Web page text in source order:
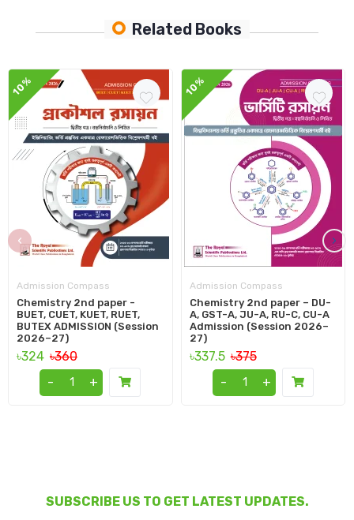
Related Books
10%
Admission Compass
Chemistry 2nd paper -
BUET, CUET, KUET, RUET,
BUTEX ADMISSION (Session
2026–27)
৳324 ৳360
-
+
10%
Admission Compass
Chemistry 2nd paper – DU-
A, GST-A, JU-A, RU-C, CU-A
Admission (Session 2026–
27)
৳337.5 ৳375
-
+
‹ ›
SUBSCRIBE US TO GET LATEST UPDATES.